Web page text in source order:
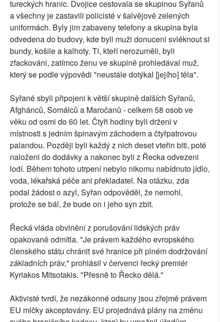
tureckých hranic. Dvojice cestovala se skupinou Syřanů
a všechny je zastavili policisté v šalvějově zelených
uniformách. Byly jim zabaveny telefony a skupina byla
odvedena do budovy, kde byli muži donuceni svléknout si
bundy, košile a kalhoty. Ti, kteří nerozuměli, byli
zfackováni, zatímco ženu ve skupině prohledával muž,
který se podle výpovědi "neustále dotýkal [jejího] těla".
Syřané sbyli připojeni k větší skupině dalších Syřanů,
Afghánců, Somálců a Maročanů - celkem 58 osob ve
věku od osmi do 60 let. Čtyři hodiny byli drženi v
místnosti s jedním špinavým záchodem a čtyřpatrovou
palandou. Později byli každý z nich deset vteřin biti, poté
naloženi do dodávky a nakonec byli z Řecka odvezeni
lodí. Během tohoto utrpení nebylo nikomu nabídnuto jídlo,
voda, lékařská péče ani překladatel. Na otázku, zda
podal žádost o azyl, Syřan odpověděl, že nemohl,
protože se bál, že bude on i jeho syn zbit.
Řecká vláda obvinění z porušování lidských práv
opakovaně odmítla. "Je právem každého evropského
členského státu chránit své hranice při plném dodržování
základních práv," prohlásil v červenci řecký premiér
Kyriakos Mitsotakis. "Přesně to Řecko dělá."
Aktivisté tvrdí, že nezákonné odsuny jsou zřejmě právem
EU mlčky akceptovány. EU projednává plány na změnu